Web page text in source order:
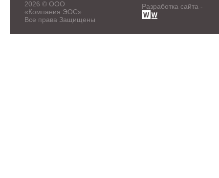
2026 © ООО
«Компания ЭОС»
Все права Защищены
Разработка сайта -